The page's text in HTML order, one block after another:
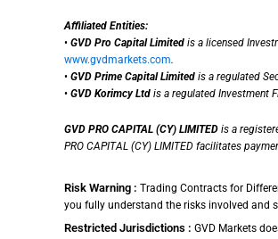
Affiliated Entities:
• GVD Pro Capital Limited is a licensed
www.gvdmarkets.com.
• GVD Prime Capital Limited is a regulated
• GVD Korimcy Ltd is a regulated Investment
GVD PRO CAPITAL (CY) LIMITED is a
PRO CAPITAL (CY) LIMITED facilitates
Risk Warning : Trading Contracts for
you fully understand the risks involved and
Restricted Jurisdictions : GVD Markets